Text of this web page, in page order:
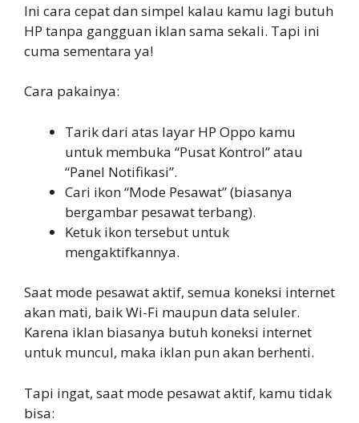
Ini cara cepat dan simpel kalau kamu lagi butuh
HP tanpa gangguan iklan sama sekali. Tapi ini
cuma sementara ya!
Cara pakainya:
Tarik dari atas layar HP Oppo kamu
untuk membuka “Pusat Kontrol” atau
“Panel Notifikasi”.
Cari ikon “Mode Pesawat” (biasanya
bergambar pesawat terbang).
Ketuk ikon tersebut untuk
mengaktifkannya.
Saat mode pesawat aktif, semua koneksi internet
akan mati, baik Wi-Fi maupun data seluler.
Karena iklan biasanya butuh koneksi internet
untuk muncul, maka iklan pun akan berhenti.
Tapi ingat, saat mode pesawat aktif, kamu tidak
bisa: